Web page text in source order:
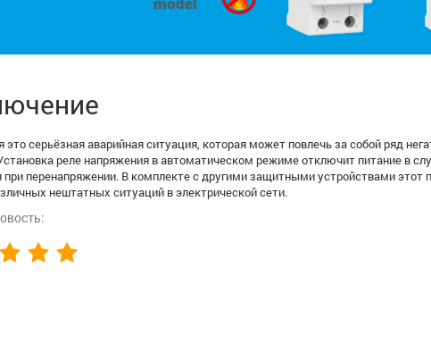
это серьёзная аварийная ситуация, которая может повлечь за собой ряд
реле напряжения в автоматическом режиме отключит питание в
при перенапряжении. В комплекте с другими защитными устройствами
нештатных ситуаций в электрической сети.